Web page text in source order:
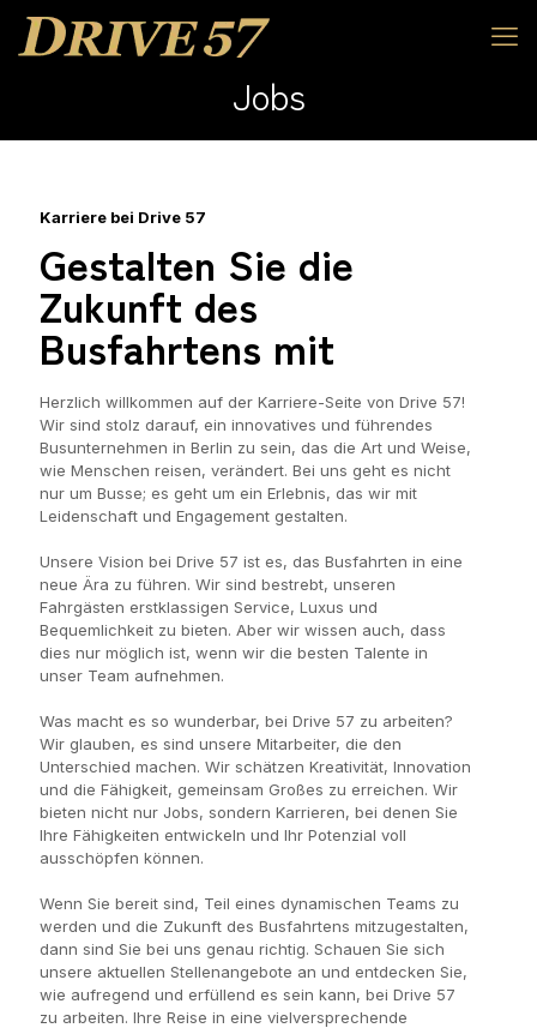
Jobs
Karriere bei Drive 57
Gestalten Sie die
Zukunft des
Busfahrtens mit
Herzlich willkommen auf der Karriere-Seite von Drive 57!
Wir sind stolz darauf, ein innovatives und führendes
Busunternehmen in Berlin zu sein, das die Art und Weise,
wie Menschen reisen, verändert. Bei uns geht es nicht
nur um Busse; es geht um ein Erlebnis, das wir mit
Leidenschaft und Engagement gestalten.
Unsere Vision bei Drive 57 ist es, das Busfahrten in eine
neue Ära zu führen. Wir sind bestrebt, unseren
Fahrgästen erstklassigen Service, Luxus und
Bequemlichkeit zu bieten. Aber wir wissen auch, dass
dies nur möglich ist, wenn wir die besten Talente in
unser Team aufnehmen.
Was macht es so wunderbar, bei Drive 57 zu arbeiten?
Wir glauben, es sind unsere Mitarbeiter, die den
Unterschied machen. Wir schätzen Kreativität, Innovation
und die Fähigkeit, gemeinsam Großes zu erreichen. Wir
bieten nicht nur Jobs, sondern Karrieren, bei denen Sie
Ihre Fähigkeiten entwickeln und Ihr Potenzial voll
ausschöpfen können.
Wenn Sie bereit sind, Teil eines dynamischen Teams zu
werden und die Zukunft des Busfahrtens mitzugestalten,
dann sind Sie bei uns genau richtig. Schauen Sie sich
unsere aktuellen Stellenangebote an und entdecken Sie,
wie aufregend und erfüllend es sein kann, bei Drive 57
zu arbeiten. Ihre Reise in eine vielversprechende